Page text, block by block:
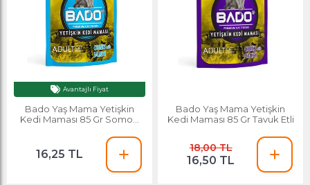
Avantajlı Fiyat
Bado Yaş Mama Yetişkin
Kedi Maması 85 Gr Somon
16,25 TL
Bado Yaş Mama Yetişkin
Kedi Maması 85 Gr Tavuk Etli
18,00 TL
16,50 TL